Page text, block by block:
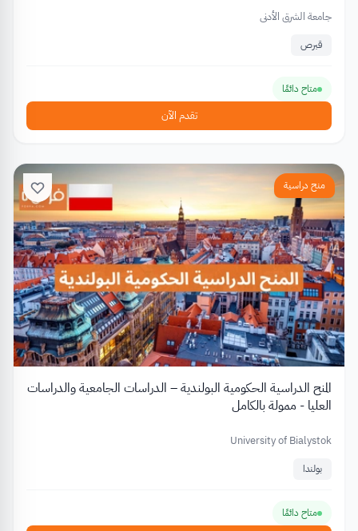
جامعة الشرق الأدنى
قبرص
متاح دائمًا
تقدم الآن
منح دراسية
المنح الدراسية الحكومية البولندية – الدراسات الجامعية والدراسات
العليا - ممولة بالكامل
University of Bialystok
بولندا
متاح دائمًا